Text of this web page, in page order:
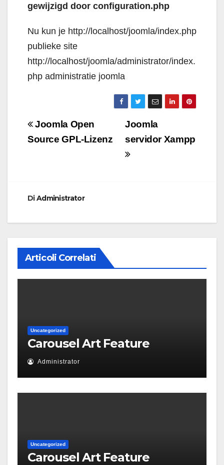
gewijzigd door configuration.php
Nu kun je http://localhost/joomla/index.php
publieke site
http://localhost/joomla/administrator/index.
php administratie joomla
Navigazione
articoli
Joomla
servidor Xampp
Joomla Open
Source GPL-Lizenz
DiAdministrator
Articoli Correlati
Uncategorized
Carousel Art Feature
Administrator
Uncategorized
Carousel Art Feature